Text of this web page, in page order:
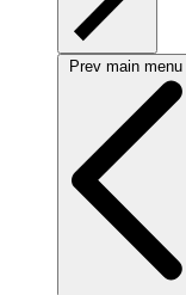
Prev main menu